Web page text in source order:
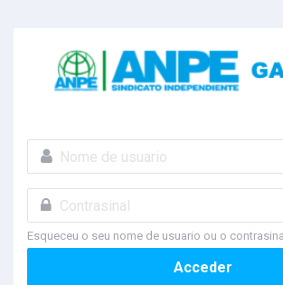
Nome de usuario
Contrasinal
Esqueceu o seu nome de usuario ou o
Acceder